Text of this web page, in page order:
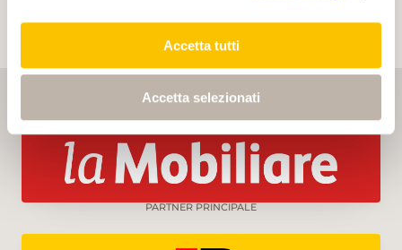
Accetta tutti
Accetta selezionati
PARTNER PRINCIPALE